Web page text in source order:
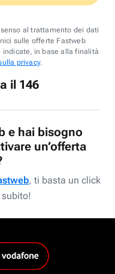
al trattamento dei dati
sulle offerte Fastweb
in base alla finalità
privacy.
il 146
e hai bisogno
un’offerta
, ti basta un click